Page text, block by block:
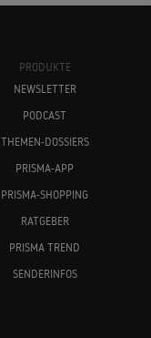
PRODUKTE
NEWSLETTER
PODCAST
THEMEN-DOSSIERS
PRISMA-APP
PRISMA-SHOPPING
RATGEBER
PRISMA TREND
SENDERINFOS